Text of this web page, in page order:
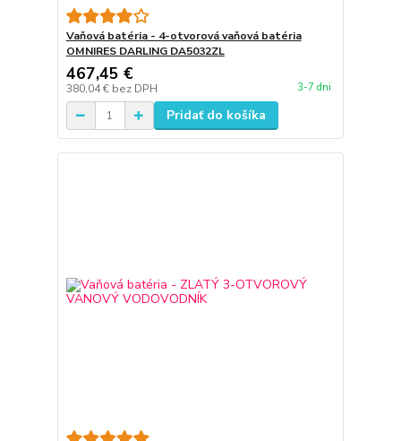
Vaňová batéria - 4-otvorová vaňová batéria
OMNIRES DARLING DA5032ZL
467,45 €
380,04 € bez DPH 3-7 dni
Pridať do košíka